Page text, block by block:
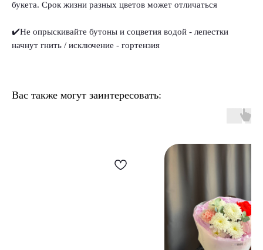
букета. Срок жизни разных цветов может отличаться
✔️Не опрыскивайте бутоны и соцветия водой - лепестки
начнут гнить / исключение - гортензия
Вас также могут заинтересовать: